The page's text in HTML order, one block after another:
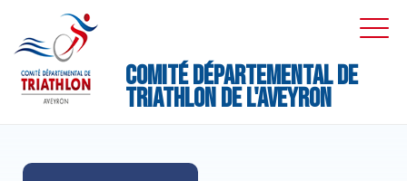
content
Comité Départemental de
Triathlon de l'Aveyron